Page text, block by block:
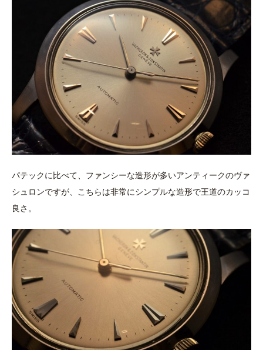
パテックに比べて、ファンシーな造形が多いアンティークのヴァ
シュロンですが、こちらは非常にシンプルな造形で王道のカッコ
良さ。